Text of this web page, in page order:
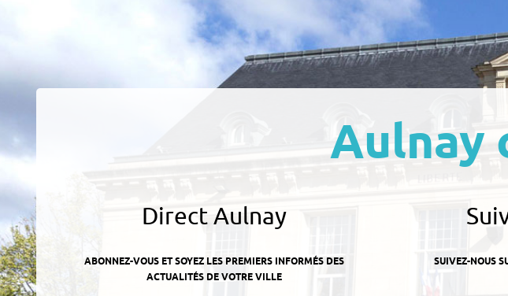
Aulnay
Direct Aulnay
ABONNEZ-VOUS ET SOYEZ LES PREMIERS INFORMÉS DES
ACTUALITÉS DE VOTRE VILLE
SUIVEZ-NOUS